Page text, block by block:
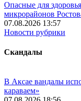
Опасные для
микрорайонов
07.08.2026 13:57
Новости рубрики
Скандалы
В Аксае вандалы
караваем»